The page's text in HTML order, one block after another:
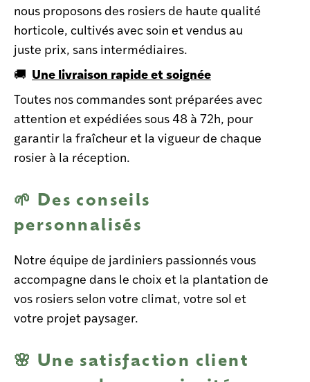
nous proposons des rosiers de haute qualité
horticole, cultivés avec soin et vendus au
juste prix, sans intermédiaires.
🚚 Une livraison rapide et soignée
Toutes nos commandes sont préparées avec
attention et expédiées sous 48 à 72h, pour
garantir la fraîcheur et la vigueur de chaque
rosier à la réception.
🌱 Des conseils
personnalisés
Notre équipe de jardiniers passionnés vous
accompagne dans le choix et la plantation de
vos rosiers selon votre climat, votre sol et
votre projet paysager.
🌸 Une satisfaction client